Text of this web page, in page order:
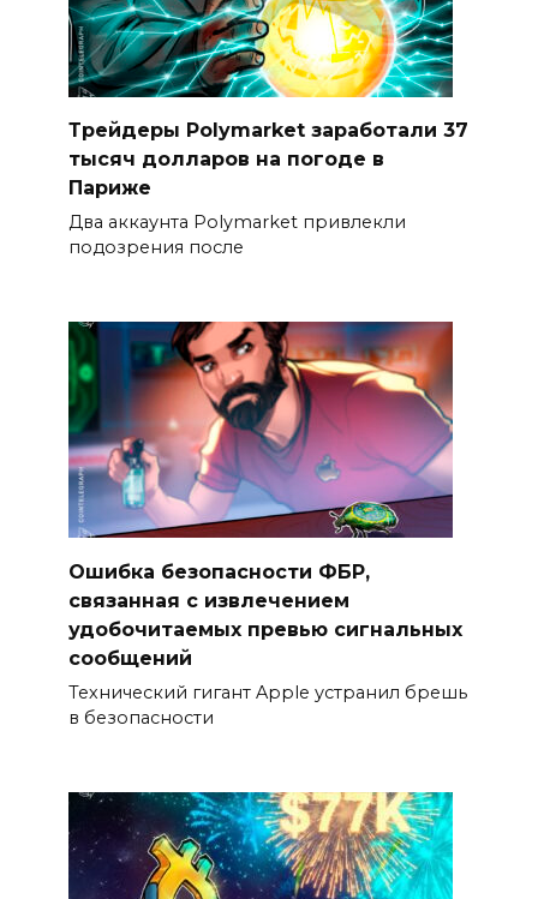
Трейдеры Polymarket заработали 37
тысяч долларов на погоде в
Париже
Два аккаунта Polymarket привлекли
подозрения после
Ошибка безопасности ФБР,
связанная с извлечением
удобочитаемых превью сигнальных
сообщений
Технический гигант Apple устранил брешь
в безопасности